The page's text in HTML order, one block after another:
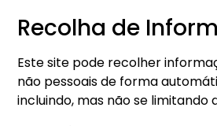
Recolha de
Este site pode recolher
não pessoais de forma
incluindo, mas não se limitando